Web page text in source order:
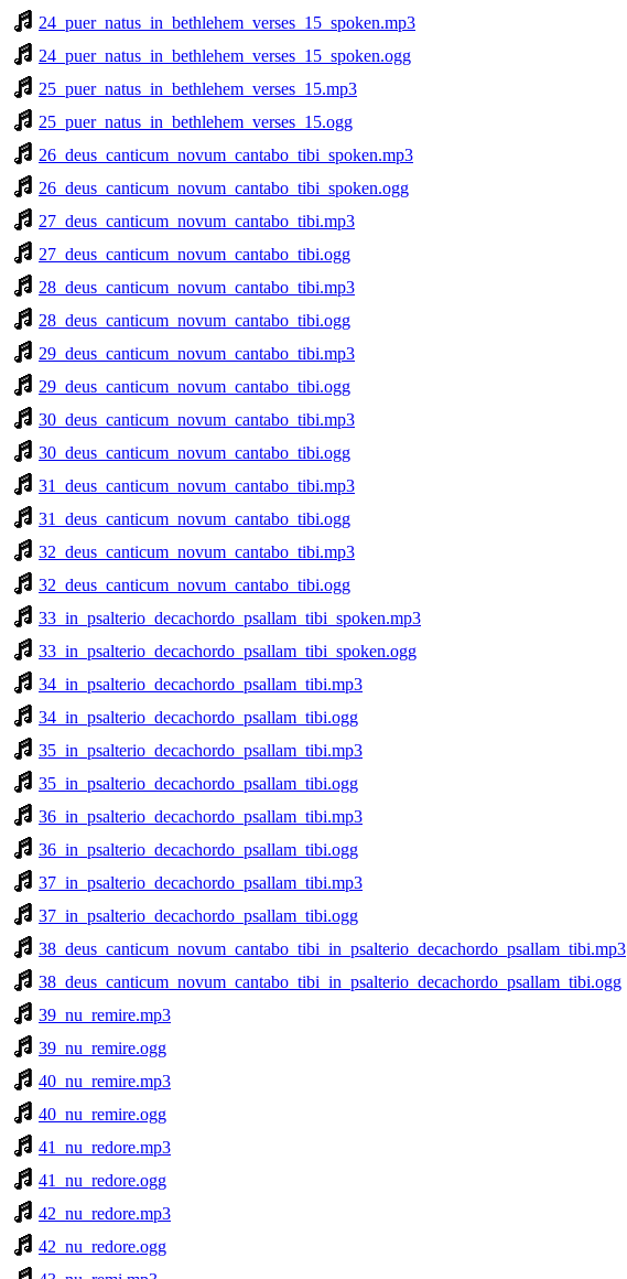
24_puer_natus_in_bethlehem_verses_15_spoken.mp3
24_puer_natus_in_bethlehem_verses_15_spoken.ogg
25_puer_natus_in_bethlehem_verses_15.mp3
25_puer_natus_in_bethlehem_verses_15.ogg
26_deus_canticum_novum_cantabo_tibi_spoken.mp3
26_deus_canticum_novum_cantabo_tibi_spoken.ogg
27_deus_canticum_novum_cantabo_tibi.mp3
27_deus_canticum_novum_cantabo_tibi.ogg
28_deus_canticum_novum_cantabo_tibi.mp3
28_deus_canticum_novum_cantabo_tibi.ogg
29_deus_canticum_novum_cantabo_tibi.mp3
29_deus_canticum_novum_cantabo_tibi.ogg
30_deus_canticum_novum_cantabo_tibi.mp3
30_deus_canticum_novum_cantabo_tibi.ogg
31_deus_canticum_novum_cantabo_tibi.mp3
31_deus_canticum_novum_cantabo_tibi.ogg
32_deus_canticum_novum_cantabo_tibi.mp3
32_deus_canticum_novum_cantabo_tibi.ogg
33_in_psalterio_decachordo_psallam_tibi_spoken.mp3
33_in_psalterio_decachordo_psallam_tibi_spoken.ogg
34_in_psalterio_decachordo_psallam_tibi.mp3
34_in_psalterio_decachordo_psallam_tibi.ogg
35_in_psalterio_decachordo_psallam_tibi.mp3
35_in_psalterio_decachordo_psallam_tibi.ogg
36_in_psalterio_decachordo_psallam_tibi.mp3
36_in_psalterio_decachordo_psallam_tibi.ogg
37_in_psalterio_decachordo_psallam_tibi.mp3
37_in_psalterio_decachordo_psallam_tibi.ogg
38_deus_canticum_novum_cantabo_tibi_in_psalterio_decachordo_psallam_tibi.mp3
38_deus_canticum_novum_cantabo_tibi_in_psalterio_decachordo_psallam_tibi.ogg
39_nu_remire.mp3
39_nu_remire.ogg
40_nu_remire.mp3
40_nu_remire.ogg
41_nu_redore.mp3
41_nu_redore.ogg
42_nu_redore.mp3
42_nu_redore.ogg